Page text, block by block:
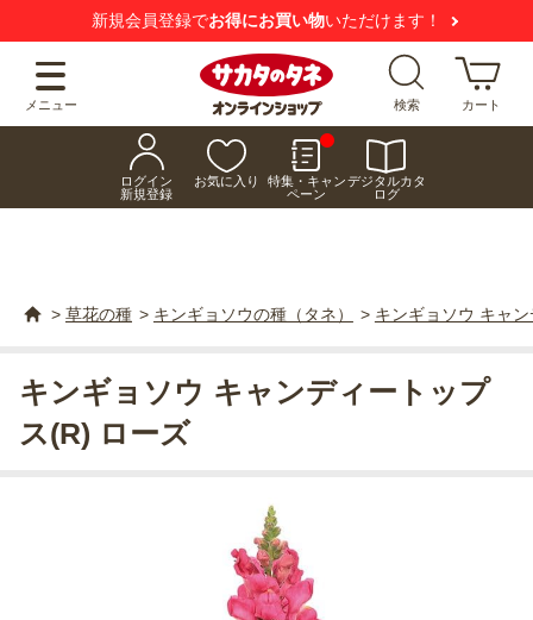
新規会員登録でお得にお買い物いただけます！
メニュー 検索 カート
ログイン
新規登録
お気に入り
特集・キャン
ペーン
デジタルカタ
ログ
> 草花の種 > キンギョソウの種（タネ） > キンギョソウ キャ
キンギョソウ キャンディートップ
ス(R) ローズ